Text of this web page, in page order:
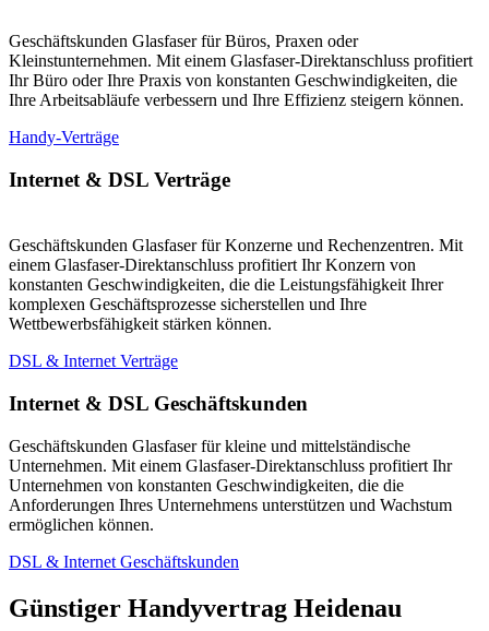
Geschäftskunden Glasfaser für Büros, Praxen oder
Kleinstunternehmen. Mit einem Glasfaser-Direktanschluss profitiert
Ihr Büro oder Ihre Praxis von konstanten Geschwindigkeiten, die
Ihre Arbeitsabläufe verbessern und Ihre Effizienz steigern können.
Handy-Verträge
Internet & DSL Verträge
Geschäftskunden Glasfaser für Konzerne und Rechenzentren. Mit
einem Glasfaser-Direktanschluss profitiert Ihr Konzern von
konstanten Geschwindigkeiten, die die Leistungsfähigkeit Ihrer
komplexen Geschäftsprozesse sicherstellen und Ihre
Wettbewerbsfähigkeit stärken können.
DSL & Internet Verträge
Internet & DSL Geschäftskunden
Geschäftskunden Glasfaser für kleine und mittelständische
Unternehmen. Mit einem Glasfaser-Direktanschluss profitiert Ihr
Unternehmen von konstanten Geschwindigkeiten, die die
Anforderungen Ihres Unternehmens unterstützen und Wachstum
ermöglichen können.
DSL & Internet Geschäftskunden
Günstiger Handyvertrag Heidenau